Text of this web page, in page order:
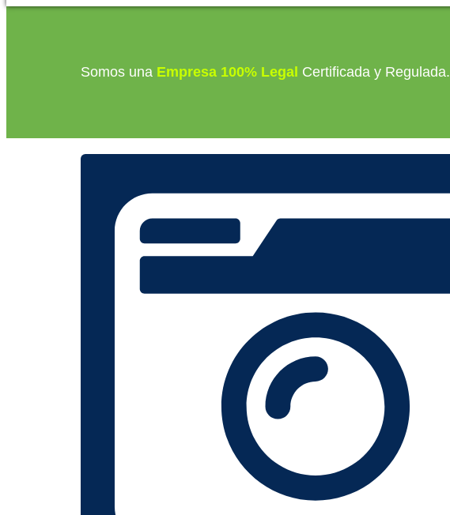
Somos una Empresa 100% Legal Certificada y Regulada.